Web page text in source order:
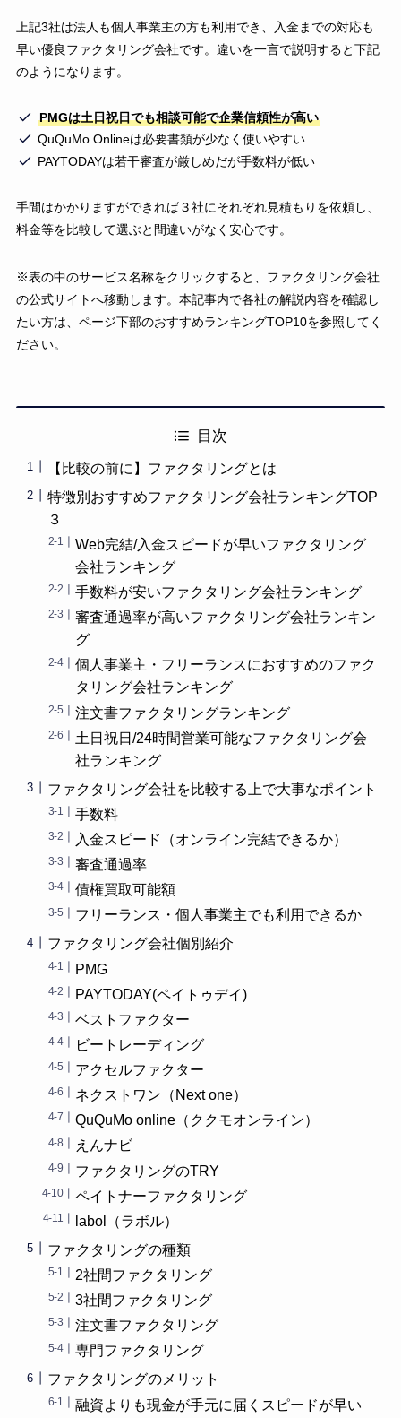
上記3社は法人も個人事業主の方も利用でき、入金までの対応も
早い優良ファクタリング会社です。違いを一言で説明すると下記
のようになります。
PMGは土日祝日でも相談可能で企業信頼性が高い
QuQuMo Onlineは必要書類が少なく使いやすい
PAYTODAYは若干審査が厳しめだが手数料が低い
手間はかかりますができれば３社にそれぞれ見積もりを依頼し、
料金等を比較して選ぶと間違いがなく安心です。
※表の中のサービス名称をクリックすると、ファクタリング会社
の公式サイトへ移動します。本記事内で各社の解説内容を確認し
たい方は、ページ下部のおすすめランキングTOP10を参照してく
ださい。
目次
【比較の前に】ファクタリングとは
特徴別おすすめファクタリング会社ランキングTOP
３
Web完結/入金スピードが早いファクタリング
会社ランキング
手数料が安いファクタリング会社ランキング
審査通過率が高いファクタリング会社ランキン
グ
個人事業主・フリーランスにおすすめのファク
タリング会社ランキング
注文書ファクタリングランキング
土日祝日/24時間営業可能なファクタリング会
社ランキング
ファクタリング会社を比較する上で大事なポイント
手数料
入金スピード（オンライン完結できるか）
審査通過率
債権買取可能額
フリーランス・個人事業主でも利用できるか
ファクタリング会社個別紹介
PMG
PAYTODAY(ペイトゥデイ)
ベストファクター
ビートレーディング
アクセルファクター
ネクストワン（Next one）
QuQuMo online（ククモオンライン）
えんナビ
ファクタリングのTRY
ペイトナーファクタリング
labol（ラボル）
ファクタリングの種類
2社間ファクタリング
3社間ファクタリング
注文書ファクタリング
専門ファクタリング
ファクタリングのメリット
融資よりも現金が手元に届くスピードが早い